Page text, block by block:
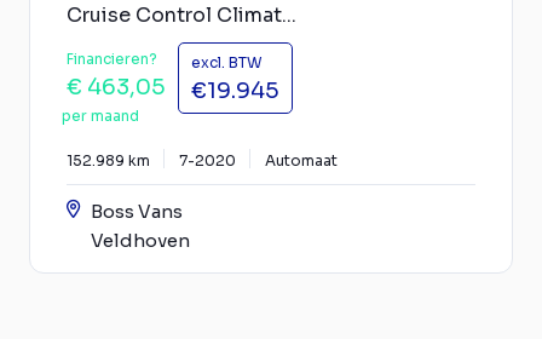
Cruise Control Climat...
Financieren?
€ 463,05
per maand
excl. BTW
€19.945
152.989 km 7-2020 Automaat
Boss Vans
Veldhoven